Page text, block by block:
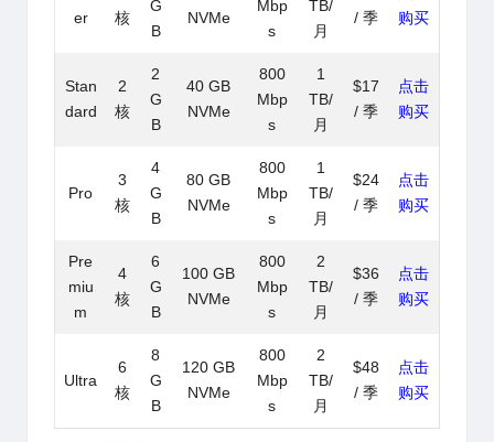
er
核
G
B
NVMe
Mbp
s
TB/
月
/ 季
购买
Stan
dard
2
核
2
G
B
40 GB
NVMe
800
Mbp
s
1
TB/
月
$17
/ 季
点击
购买
Pro
3
核
4
G
B
80 GB
NVMe
800
Mbp
s
1
TB/
月
$24
/ 季
点击
购买
Pre
miu
m
4
核
6
G
B
100 GB
NVMe
800
Mbp
s
2
TB/
月
$36
/ 季
点击
购买
Ultra
6
核
8
G
B
120 GB
NVMe
800
Mbp
s
2
TB/
月
$48
/ 季
点击
购买